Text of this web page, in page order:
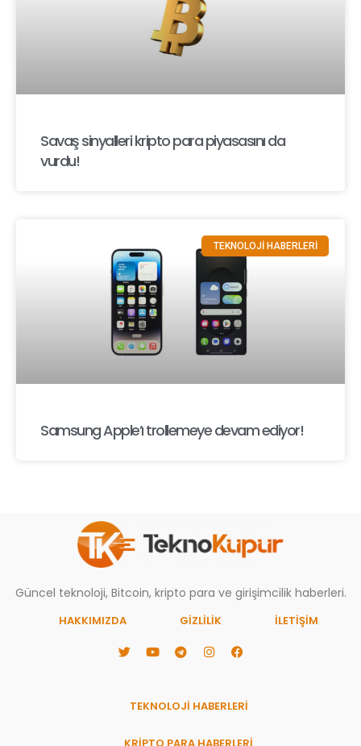
Savaş sinyalleri kripto para piyasasını da
vurdu!
TEKNOLOJİ HABERLERİ
Samsung Apple’ı trollemeye devam ediyor!
Güncel teknoloji, Bitcoin, kripto para ve girişimcilik haberleri.
HAKKIMIZDA GIZLILIK İLETİŞİM
TEKNOLOJİ HABERLERİ